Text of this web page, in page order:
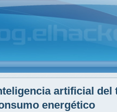
artificial del
energético